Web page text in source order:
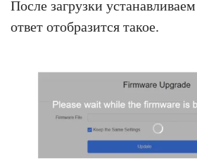
После загрузки
ответ отобразится такое.